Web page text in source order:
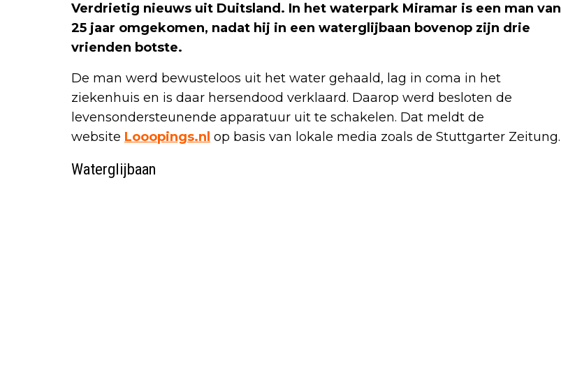
Verdrietig nieuws uit Duitsland. In het waterpark Miramar is een man van
25 jaar omgekomen, nadat hij in een waterglijbaan bovenop zijn drie
vrienden botste.
De man werd bewusteloos uit het water gehaald, lag in coma in het
ziekenhuis en is daar hersendood verklaard. Daarop werd besloten de
levensondersteunende apparatuur uit te schakelen. Dat meldt de
website Looopings.nl op basis van lokale media zoals de Stuttgarter Zeitung.
Waterglijbaan